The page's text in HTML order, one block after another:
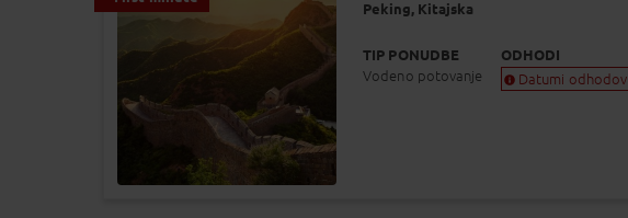
Peking, Kitajska
TIP PONUDBE
Vodeno potovanje
ODHODI
Datumi odhodov